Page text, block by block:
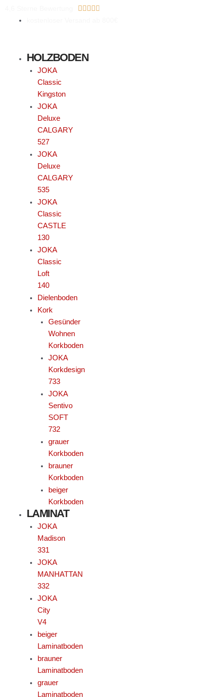
    
HOLZBODEN
JOKA
Classic
Kingston
JOKA
Deluxe
CALGARY
527
JOKA
Deluxe
CALGARY
535
JOKA
Classic
CASTLE
130
JOKA
Classic
Loft
140
Dielenboden
Kork
Gesünder
Wohnen
Korkboden
JOKA
Korkdesign
733
JOKA
Sentivo
SOFT
732
grauer
Korkboden
brauner
Korkboden
beiger
Korkboden
LAMINAT
JOKA
Madison
331
JOKA
MANHATTAN
332
JOKA
City
V4
beiger
Laminatboden
brauner
Laminatboden
grauer
Laminatboden